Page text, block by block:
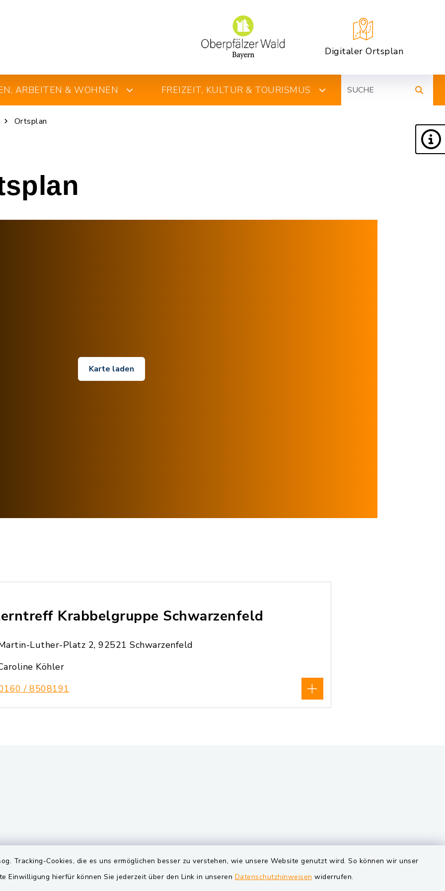
Tracking-Cookies, die es uns ermöglichen besser zu verstehen, wie unsere Website genutzt wird. So können wir unser
Einwilligung hierfür können Sie jederzeit über den Link in unseren Datenschutzhinweisen widerrufen.
Digitaler Ortsplan
ARBEITEN & WOHNEN FREIZEIT, KULTUR & TOURISMUS
Ortsplan
Karte laden
Krabbelgruppe Schwarzenfeld
Luther-Platz 2, 92521 Schwarzenfeld
Köhler
/ 8508191
Quicklinks VG und Gemeinden